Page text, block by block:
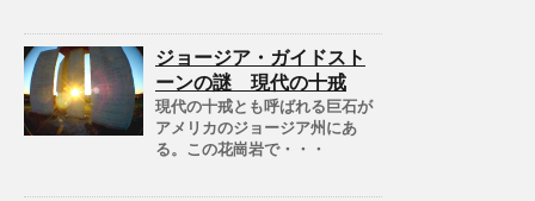
ジョージア・ガイドスト
ーンの謎 現代の十戒
現代の十戒とも呼ばれる巨石が
アメリカのジョージア州にあ
る。この花崗岩で・・・